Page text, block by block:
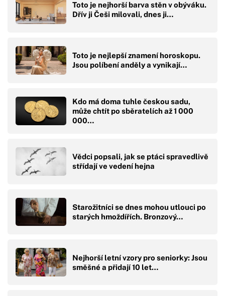
Toto je nejhorší barva stěn v obýváku.
Dřív ji Češi milovali, dnes ji…
Toto je nejlepší znamení horoskopu.
Jsou políbení anděly a vynikají…
Kdo má doma tuhle českou sadu,
může chtít po sběratelích až 1 000
000…
Vědci popsali, jak se ptáci spravedlivě
střídají ve vedení hejna
Starožitníci se dnes mohou utlouci po
starých hmoždířích. Bronzový…
Nejhorší letní vzory pro seniorky: Jsou
směšné a přidají 10 let…